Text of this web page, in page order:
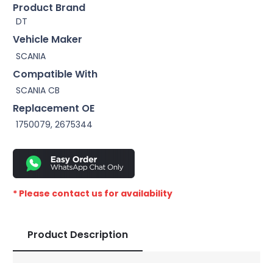
Product Brand
DT
Vehicle Maker
SCANIA
Compatible With
SCANIA CB
Replacement OE
1750079, 2675344
* Please contact us for availability
Product Description